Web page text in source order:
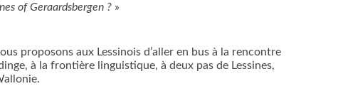
of Geraardsbergen ? »
proposons aux Lessinois d’aller en bus à la rencontre
à la frontière linguistique, à deux pas de Lessines,